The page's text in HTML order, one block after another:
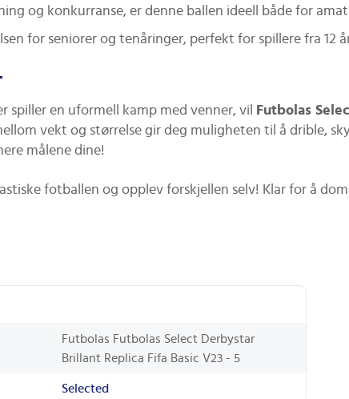
og konkurranse, er denne ballen ideell både for
for seniorer og tenåringer, perfekt for spillere fra 12
spiller en uformell kamp med venner, vil Futbolas
vekt og størrelse gir deg muligheten til å drible,
målene dine!
fotballen og opplev forskjellen selv! Klar for å
Futbolas Futbolas Select Derbystar
Brillant Replica Fifa Basic V23 - 5
Selected